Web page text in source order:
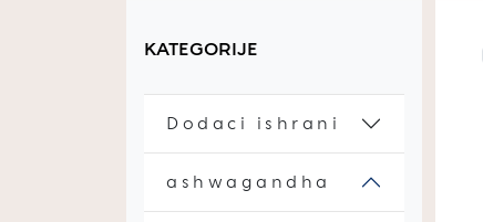
KATEGORIJE
Dodaci ishrani
ashwagandha